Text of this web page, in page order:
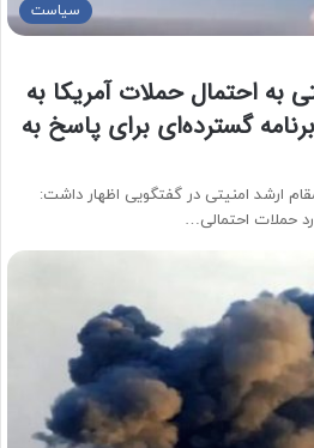
سیاست
به احتمال حملات آمریکا به
گسترده‌ای برای پاسخ به
ارشد امنیتی در گفتگویی اظهار داشت:
حملات احتمالی…